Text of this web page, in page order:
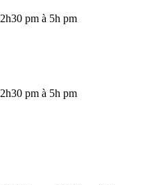
2h30 pm à 5h pm
2h30 pm à 5h pm